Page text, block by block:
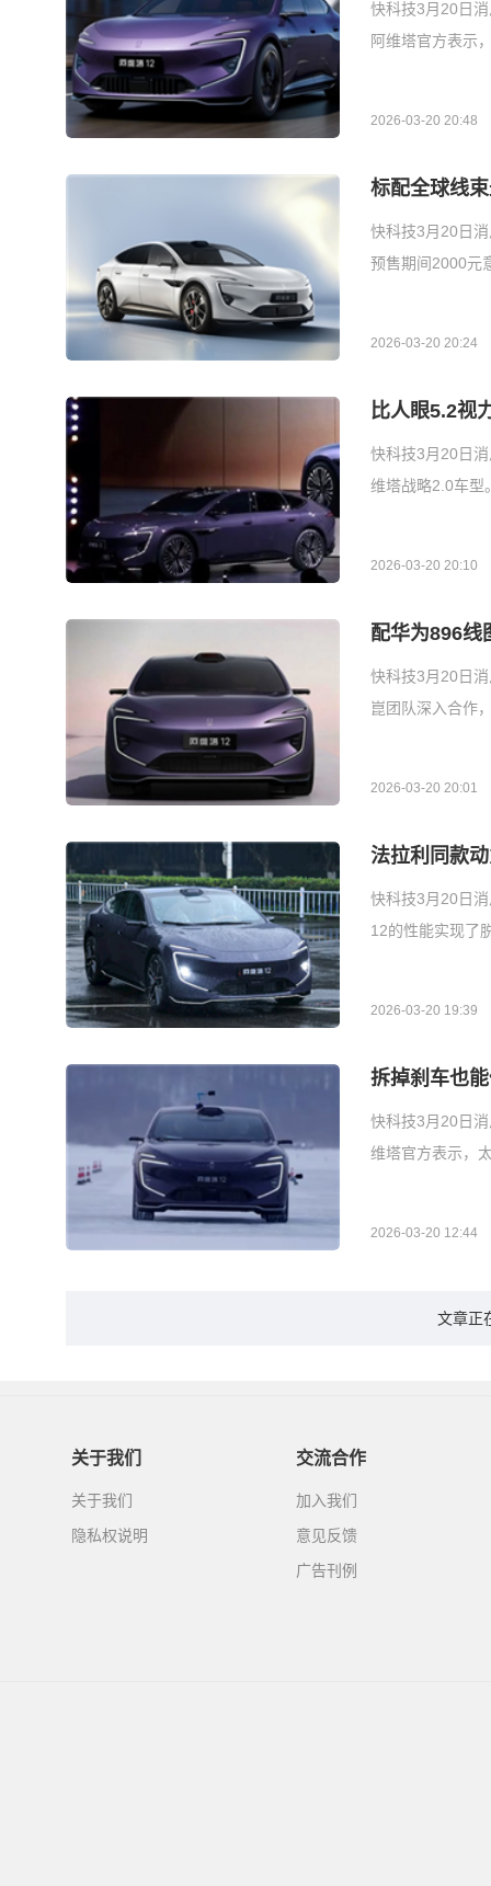
快科技3月20日
阿维塔官方表示
2026-03-20 20:48
标配全球线
快科技3月20日
预售期间2000元
2026-03-20 20:24
比人眼5.2视
快科技3月20日
维塔战略2.0车型
2026-03-20 20:10
配华为896线
快科技3月20日
崑团队深入合作
2026-03-20 20:01
法拉利同款
快科技3月20日
12的性能实现了
2026-03-20 19:39
拆掉刹车也
快科技3月20日
维塔官方表示，
2026-03-20 12:44
文章正
关于我们
关于我们
隐私权说明
交流合作
加入我们
意见反馈
广告刊例